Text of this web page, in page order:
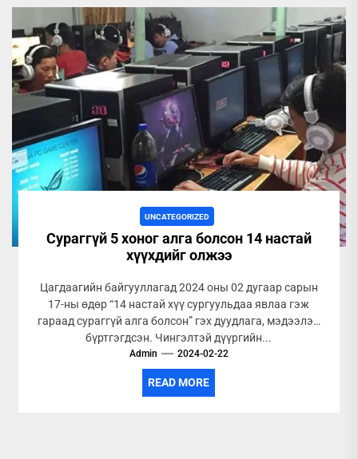
UNCATEGORIZED
Сураггүй 5 хоног алга болсон 14 настай
хүүхдийг олжээ
Цагдаагийн байгууллагад 2024 оны 02 дугаар сарын
17-ны өдөр “14 настай хүү сургуульдаа явлаа гэж
гараад сураггүй алга болсон” гэх дуудлага, мэдээлэл
бүртгэгдсэн. Чингэлтэй дүүргийн...
Admin 2024-02-22
READ MORE